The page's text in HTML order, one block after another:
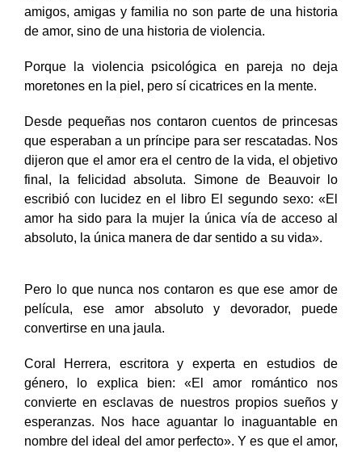
amigos, amigas y familia no son parte de una historia
de amor, sino de una historia de violencia.
Porque
la violencia psicológica en pareja no deja
moretones en la piel, pero sí cicatrices en la mente.
Desde pequeñas nos contaron cuentos de princesas
que esperaban a un príncipe para ser rescatadas. Nos
dijeron que el amor era el centro de la vida, el objetivo
final, la felicidad absoluta. Simone de Beauvoir lo
escribió con lucidez en el libro El segundo sexo: «El
amor ha sido para la mujer la única vía de acceso al
absoluto, la única manera de dar sentido a su vida».
Pero lo que nunca nos contaron es que ese amor de
película, ese amor absoluto y devorador, puede
convertirse en una jaula.
Coral Herrera, escritora y experta en estudios de
género, lo explica bien: «El amor romántico nos
convierte en esclavas de nuestros propios sueños y
esperanzas. Nos hace aguantar lo inaguantable en
nombre del ideal del amor perfecto». Y es que el amor,